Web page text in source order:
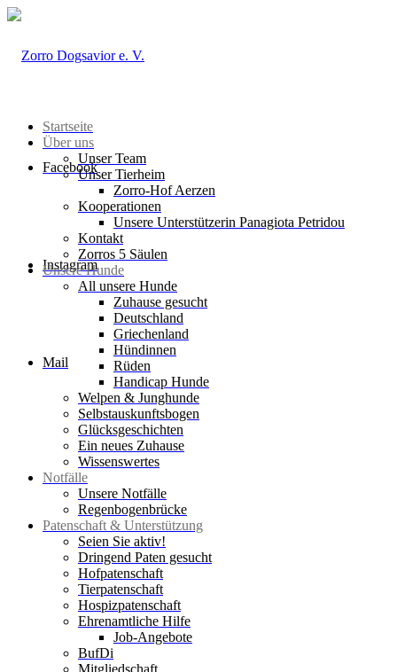
Facebook
Instagram
Mail
Startseite
Über uns
Unser Team
Unser Tierheim
Zorro-Hof Aerzen
Kooperationen
Unsere Unterstützerin Panagiota Petridou
Kontakt
Zorros 5 Säulen
Unsere Hunde
All unsere Hunde
Zuhause gesucht
Deutschland
Griechenland
Hündinnen
Rüden
Handicap Hunde
Welpen & Junghunde
Selbstauskunftsbogen
Glücksgeschichten
Ein neues Zuhause
Wissenswertes
Notfälle
Unsere Notfälle
Regenbogenbrücke
Patenschaft & Unterstützung
Seien Sie aktiv!
Dringend Paten gesucht
Hofpatenschaft
Tierpatenschaft
Hospizpatenschaft
Ehrenamtliche Hilfe
Job-Angebote
BufDi
Mitgliedschaft